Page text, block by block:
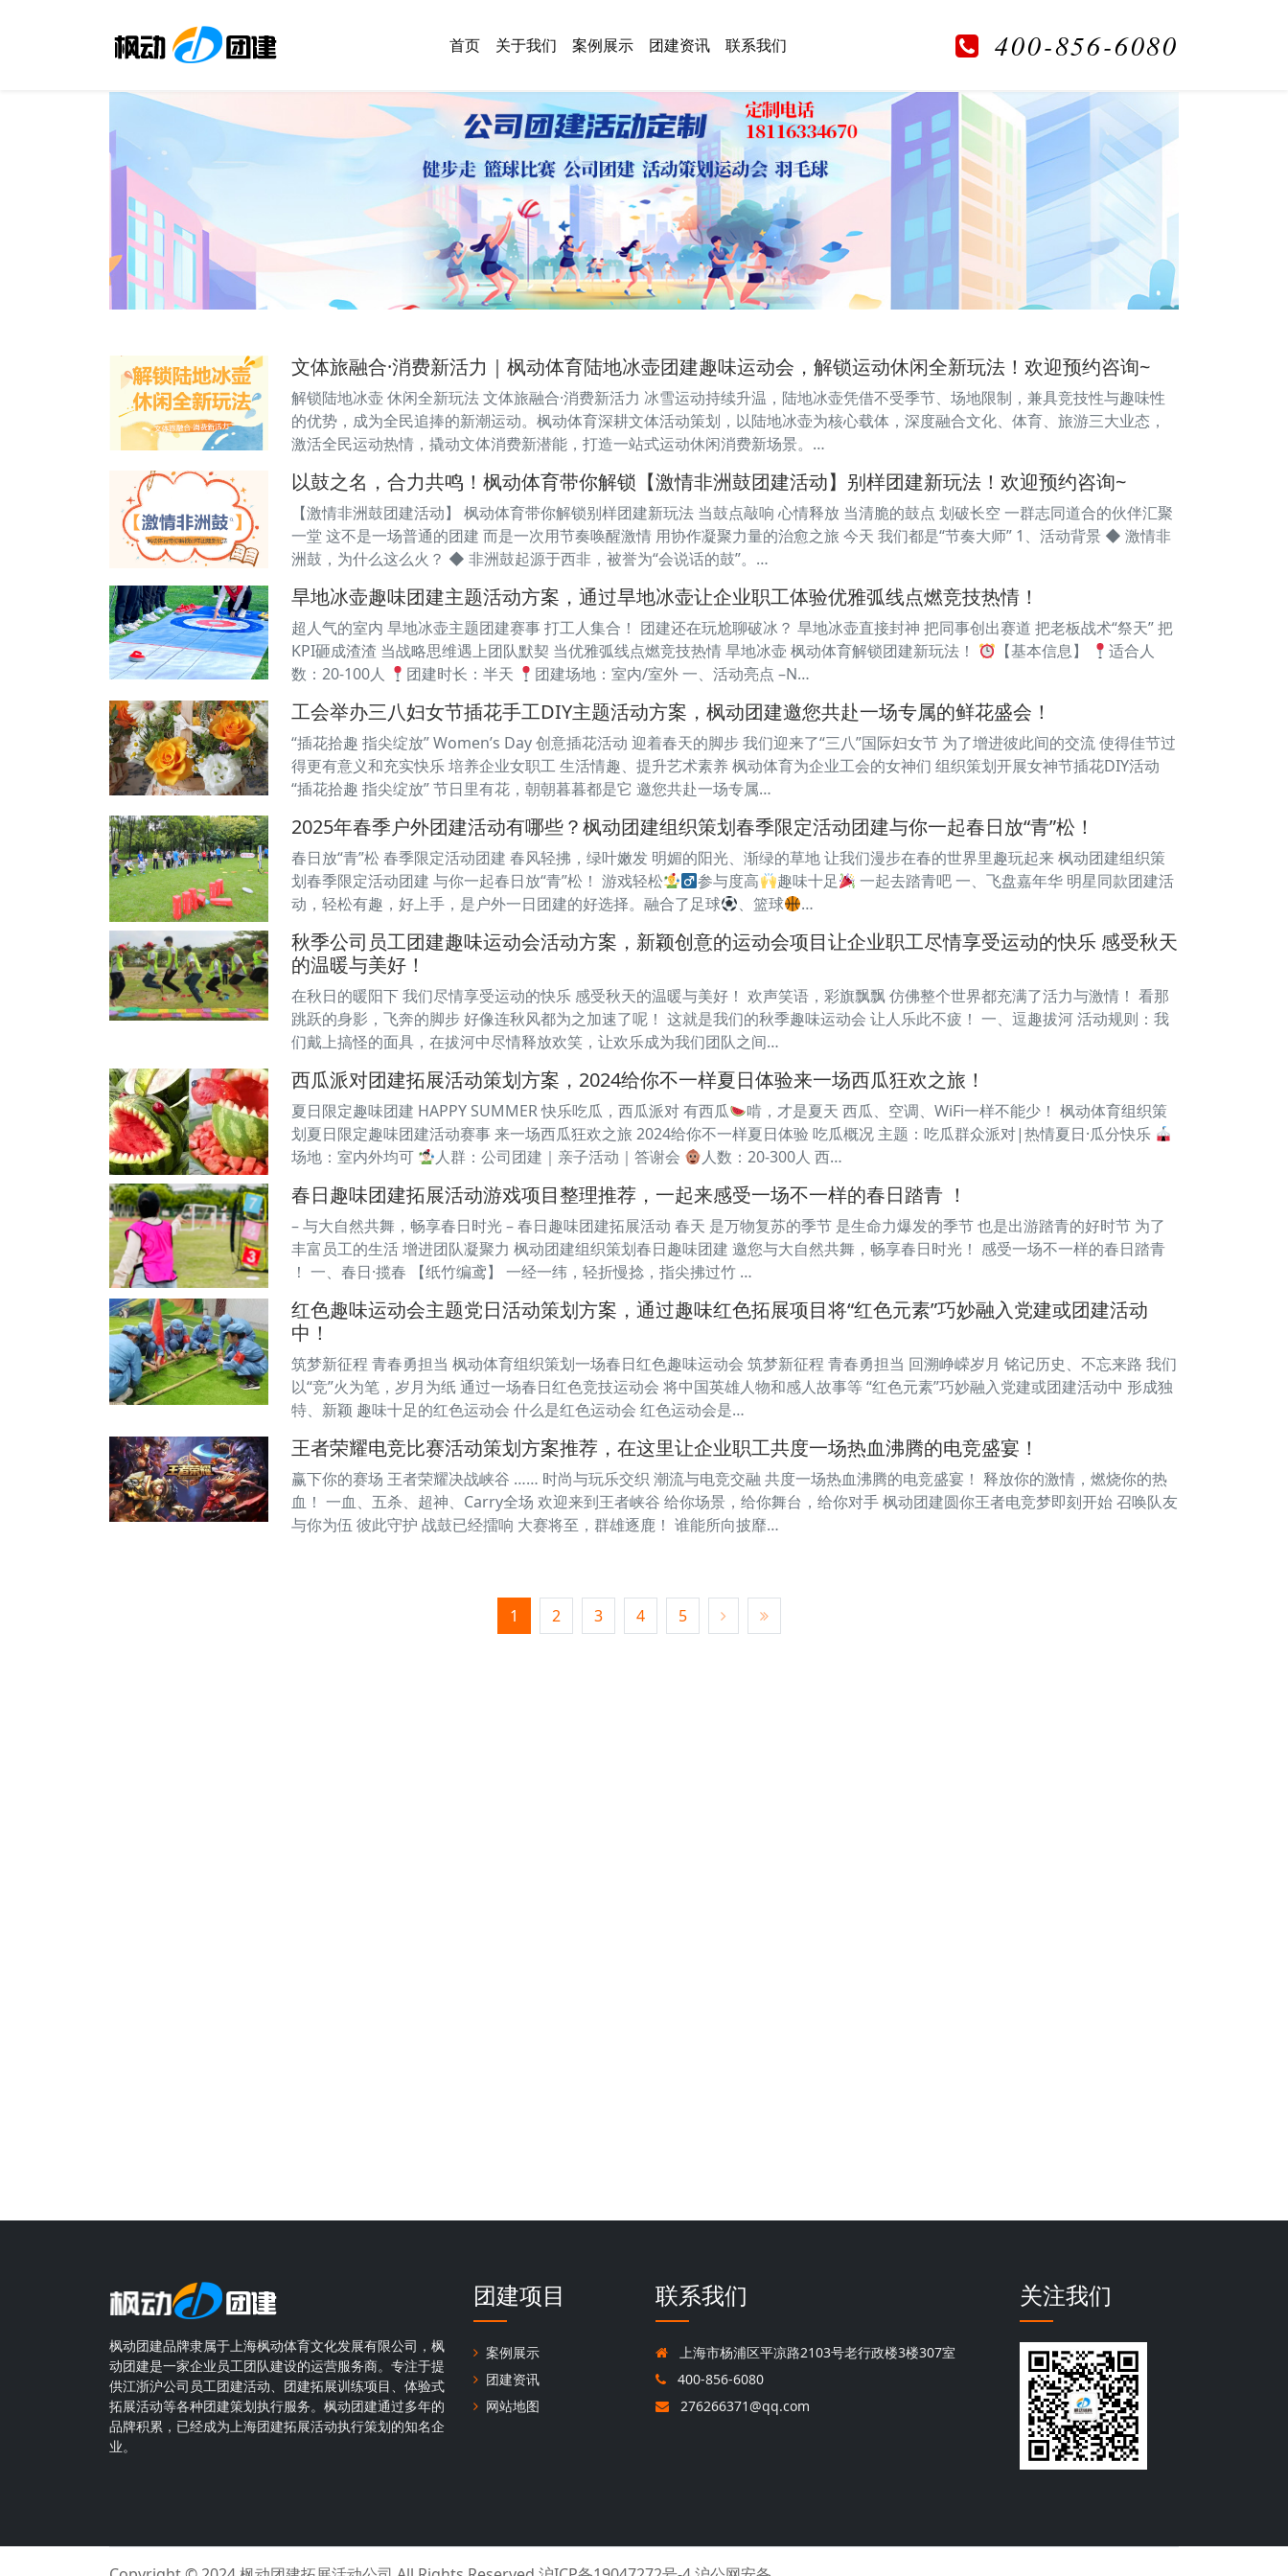
首页 关于我们 案例展示 团建资讯 联系我们 400-856-6080
文体旅融合·消费新活力｜枫动体育陆地冰壶团建趣味运动会，解锁运动休闲全新玩法！欢迎预约咨询~
解锁陆地冰壶 休闲全新玩法 文体旅融合·消费新活力 冰雪运动持续升温，陆地冰壶凭借不受季节、场地限制，兼具竞技性与趣味性
的优势，成为全民追捧的新潮运动。枫动体育深耕文体活动策划，以陆地冰壶为核心载体，深度融合文化、体育、旅游三大业态，
激活全民运动热情，撬动文体消费新潜能，打造一站式运动休闲消费新场景。…
以鼓之名，合力共鸣！枫动体育带你解锁【激情非洲鼓团建活动】别样团建新玩法！欢迎预约咨询~
【激情非洲鼓团建活动】 枫动体育带你解锁别样团建新玩法 当鼓点敲响 心情释放 当清脆的鼓点 划破长空 一群志同道合的伙伴汇聚
一堂 这不是一场普通的团建 而是一次用节奏唤醒激情 用协作凝聚力量的治愈之旅 今天 我们都是“节奏大师” 1、活动背景 ◆ 激情非
洲鼓，为什么这么火？ ◆ 非洲鼓起源于西非，被誉为“会说话的鼓”。…
旱地冰壶趣味团建主题活动方案，通过旱地冰壶让企业职工体验优雅弧线点燃竞技热情！
超人气的室内 旱地冰壶主题团建赛事 打工人集合！ 团建还在玩尬聊破冰？ 旱地冰壶直接封神 把同事创出赛道 把老板战术“祭天” 把
KPI砸成渣渣 当战略思维遇上团队默契 当优雅弧线点燃竞技热情 旱地冰壶 枫动体育解锁团建新玩法！
【基本信息】
适合人
数：20-100人
团建时长：半天 团建场地：室内/室外 一、活动亮点 –N…
工会举办三八妇女节插花手工DIY主题活动方案，枫动团建邀您共赴一场专属的鲜花盛会！
“插花拾趣 指尖绽放” Women’s Day 创意插花活动 迎着春天的脚步 我们迎来了“三八”国际妇女节 为了增进彼此间的交流 使得佳节过
得更有意义和充实快乐 培养企业女职工 生活情趣、提升艺术素养 枫动体育为企业工会的女神们 组织策划开展女神节插花DIY活动
“插花拾趣 指尖绽放” 节日里有花，朝朝暮暮都是它 邀您共赴一场专属…
2025年春季户外团建活动有哪些？枫动团建组织策划春季限定活动团建与你一起春日放“青”松！
春日放“青”松 春季限定活动团建 春风轻拂，绿叶嫩发 明媚的阳光、渐绿的草地 让我们漫步在春的世界里趣玩起来 枫动团建组织策
划春季限定活动团建 与你一起春日放“青”松！ 游戏轻松
参与度高 趣味十足
一起去踏青吧 一、飞盘嘉年华 明星同款团建活
动，轻松有趣，好上手，是户外一日团建的好选择。融合了足球
、篮球 …
秋季公司员工团建趣味运动会活动方案，新颖创意的运动会项目让企业职工尽情享受运动的快乐 感受秋天
的温暖与美好！
在秋日的暖阳下 我们尽情享受运动的快乐 感受秋天的温暖与美好！ 欢声笑语，彩旗飘飘 仿佛整个世界都充满了活力与激情！ 看那
跳跃的身影，飞奔的脚步 好像连秋风都为之加速了呢！ 这就是我们的秋季趣味运动会 让人乐此不疲！ 一、逗趣拔河 活动规则：我
们戴上搞怪的面具，在拔河中尽情释放欢笑，让欢乐成为我们团队之间…
西瓜派对团建拓展活动策划方案，2024给你不一样夏日体验来一场西瓜狂欢之旅！
夏日限定趣味团建 HAPPY SUMMER 快乐吃瓜，西瓜派对 有西瓜
啃，才是夏天 西瓜、空调、WiFi一样不能少！ 枫动体育组织策
划夏日限定趣味团建活动赛事 来一场西瓜狂欢之旅 2024给你不一样夏日体验 吃瓜概况 主题：吃瓜群众派对|热情夏日·瓜分快乐
场地：室内外均可
人群：公司团建｜亲子活动｜答谢会 人数：20-300人 西…
春日趣味团建拓展活动游戏项目整理推荐，一起来感受一场不一样的春日踏青 ！
– 与大自然共舞，畅享春日时光 – 春日趣味团建拓展活动 春天 是万物复苏的季节 是生命力爆发的季节 也是出游踏青的好时节 为了
丰富员工的生活 增进团队凝聚力 枫动团建组织策划春日趣味团建 邀您与大自然共舞，畅享春日时光！ 感受一场不一样的春日踏青
！ 一、春日·揽春 【纸竹编鸢】 一经一纬，轻折慢捻，指尖拂过竹 …
红色趣味运动会主题党日活动策划方案，通过趣味红色拓展项目将“红色元素”巧妙融入党建或团建活动
中！
筑梦新征程 青春勇担当 枫动体育组织策划一场春日红色趣味运动会 筑梦新征程 青春勇担当 回溯峥嵘岁月 铭记历史、不忘来路 我们
以“竞”火为笔，岁月为纸 通过一场春日红色竞技运动会 将中国英雄人物和感人故事等 “红色元素”巧妙融入党建或团建活动中 形成独
特、新颖 趣味十足的红色运动会 什么是红色运动会 红色运动会是…
王者荣耀电竞比赛活动策划方案推荐，在这里让企业职工共度一场热血沸腾的电竞盛宴！
赢下你的赛场 王者荣耀决战峡谷 …… 时尚与玩乐交织 潮流与电竞交融 共度一场热血沸腾的电竞盛宴！ 释放你的激情，燃烧你的热
血！ 一血、五杀、超神、Carry全场 欢迎来到王者峡谷 给你场景，给你舞台，给你对手 枫动团建圆你王者电竞梦即刻开始 召唤队友
与你为伍 彼此守护 战鼓已经擂响 大赛将至，群雄逐鹿！ 谁能所向披靡…
1 2 3 4 5
枫动团建品牌隶属于上海枫动体育文化发展有限公司，枫
动团建是一家企业员工团队建设的运营服务商。专注于提
供江浙沪公司员工团建活动、团建拓展训练项目、体验式
拓展活动等各种团建策划执行服务。枫动团建通过多年的
品牌积累，已经成为上海团建拓展活动执行策划的知名企
业。
团建项目
案例展示
团建资讯
网站地图
联系我们
上海市杨浦区平凉路2103号老行政楼3楼307室
400-856-6080
276266371@qq.com
关注我们